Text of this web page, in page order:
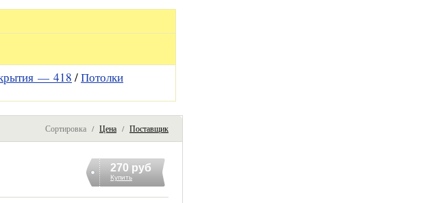
— 418 /Потолки
Сортировка / Цена / Поставщик
270 руб
Купить